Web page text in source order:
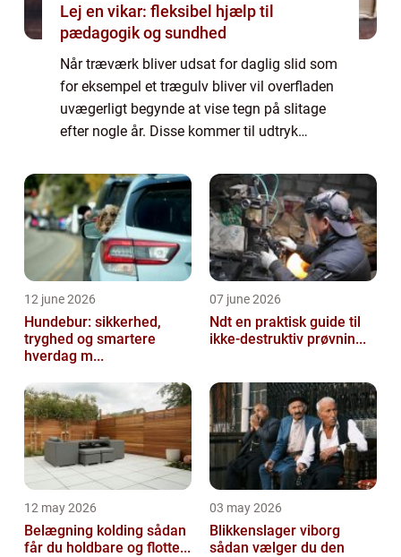
Lej en vikar: fleksibel hjælp til
pædagogik og sundhed
Når træværk bliver udsat for daglig slid som
for eksempel et trægulv bliver vil overfladen
uvægerligt begynde at vise tegn på slitage
efter nogle år. Disse kommer til udtryk
skrammer, og en øget tendens til at ...
12 june 2026
Hundebur: sikkerhed,
tryghed og smartere
hverdag m...
07 june 2026
Ndt en praktisk guide til
ikke-destruktiv prøvnin...
12 may 2026
Belægning kolding sådan
får du holdbare og flotte...
03 may 2026
Blikkenslager viborg
sådan vælger du den